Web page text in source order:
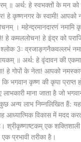
॥ अर्थ: हे स्वभक्तों के मन
हे कृष्णनगर के स्वामी! आपको
। महेन्द्रमानदारणं नमामि
हे कमललोचन! हे इंद्र को
3: व्रजाङ्गनैकवल्लभं
॥ अर्थ: हे वृंदावन की
हे गोपों के नेता! आपको
भगवान कृष्ण की कृपा प्राप्त
माना जाता है जो
अन्य लाभ निम्नलिखित हैं:
आध्यात्मिक विकास में मदद
श्रीकृष्णाष्टकम् एक
प्रभावी तरीका है।